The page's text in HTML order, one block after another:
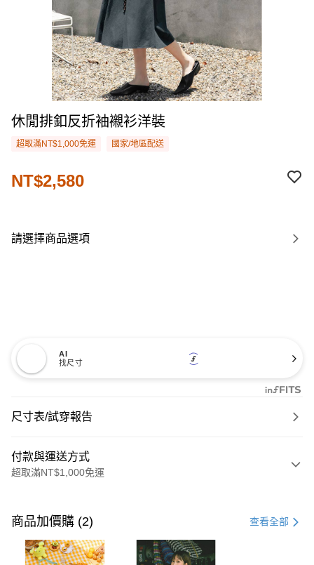
休閒排釦反折袖襯衫洋裝
超取滿NT$1,000免運 國家/地區配送
NT$2,580
請選擇商品選項
AI
找尺寸
尺寸表/試穿報告
付款與運送方式
超取滿NT$1,000免運
信用卡一次付款
購物金
商品加價購 (2) 查看全部